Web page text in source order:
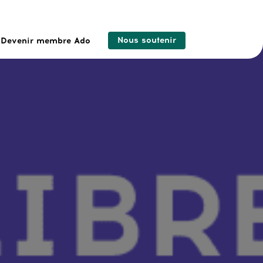
Devenir membre Ado Nous soutenir